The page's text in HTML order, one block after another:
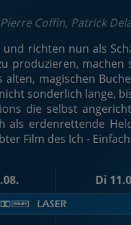
Coffin, Patrick
richten nun als
produzieren, machen
magischen
sonderlich lange,
die selbst
erdenrettende
Film des Ich -
Di